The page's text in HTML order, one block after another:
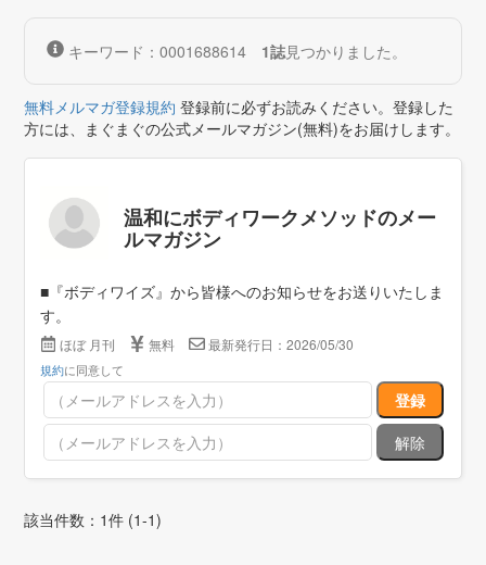
キーワード：0001688614 1誌見つかりました。
無料メルマガ登録規約 登録前に必ずお読みください。登録した
方には、まぐまぐの公式メールマガジン(無料)をお届けします。
温和にボディワークメソッドのメー
ルマガジン
■『ボディワイズ』から皆様へのお知らせをお送りいたしま
す。
ほぼ 月刊 無料 最新発行日：2026/05/30
規約に同意して
該当件数：1件 (1-1)